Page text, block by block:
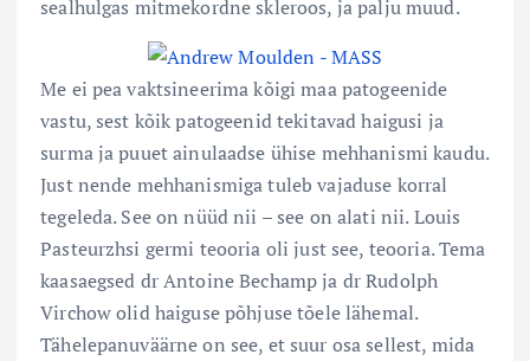
sealhulgas mitmekordne skleroos, ja palju muud.
Me ei pea vaktsineerima kõigi maa patogeenide
vastu, sest kõik patogeenid tekitavad haigusi ja
surma ja puuet ainulaadse ühise mehhanismi kaudu.
Just nende mehhanismiga tuleb vajaduse korral
tegeleda. See on nüüd nii – see on alati nii. Louis
Pasteurzhsi germi teooria oli just see, teooria. Tema
kaasaegsed dr Antoine Bechamp ja dr Rudolph
Virchow olid haiguse põhjuse tõele lähemal.
Tähelepanuväärne on see, et suur osa sellest, mida